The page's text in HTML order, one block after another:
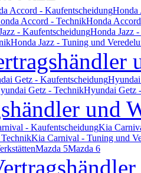
Accord - KaufentscheidungHonda
Accord - TechnikHonda
- KaufentscheidungHonda Jazz
Honda Jazz - Tuning und
Getz - Kaufentscheidung
Getz - TechnikHyundai Getz
und
- KaufentscheidungKia
Kia Carnival - Tuning und
Mazda 5Mazda 6